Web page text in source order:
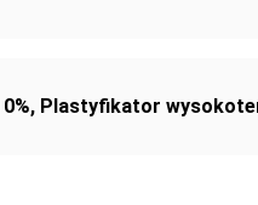
0%, Plastyfikator